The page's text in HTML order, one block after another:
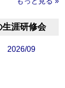
生涯研修会
2026/09